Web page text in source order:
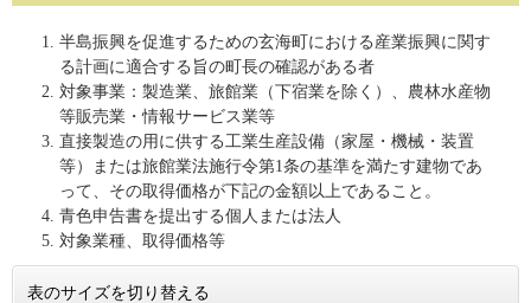
半島振興を促進するための玄海町における産業振興に関す
る計画に適合する旨の町長の確認がある者
対象事業：製造業、旅館業（下宿業を除く）、農林水産物
等販売業・情報サービス業等
直接製造の用に供する工業生産設備（家屋・機械・装置
等）または旅館業法施行令第1条の基準を満たす建物であ
って、その取得価格が下記の金額以上であること。
青色申告書を提出する個人または法人
対象業種、取得価格等
表のサイズを切り替える